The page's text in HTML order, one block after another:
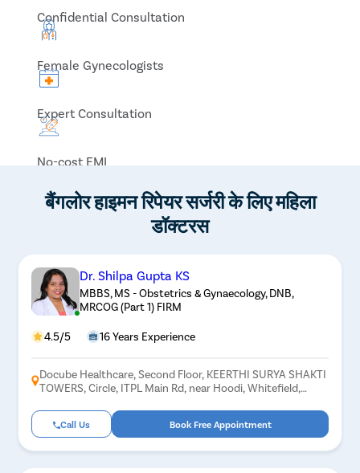
Confidential Consultation
Female Gynecologists
Expert Consultation
No-cost EMI
बैंगलोर हाइमन रिपेयर सर्जरी के लिए महिला
डॉक्टरस
Dr. Shilpa Gupta KS
MBBS, MS - Obstetrics & Gynaecology, DNB,
MRCOG (Part 1) FIRM
4.5/5 16 Years Experience
Docube Healthcare, Second Floor, KEERTHI SURYA SHAKTI
TOWERS, Circle, ITPL Main Rd, near Hoodi, Whitefield,
Call Us Book Free Appointment